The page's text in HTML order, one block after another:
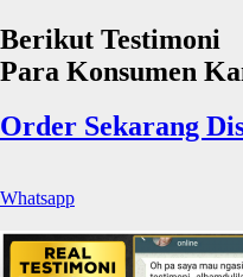
Berikut Testimoni
Para Konsumen
Order Sekarang
Whatsapp